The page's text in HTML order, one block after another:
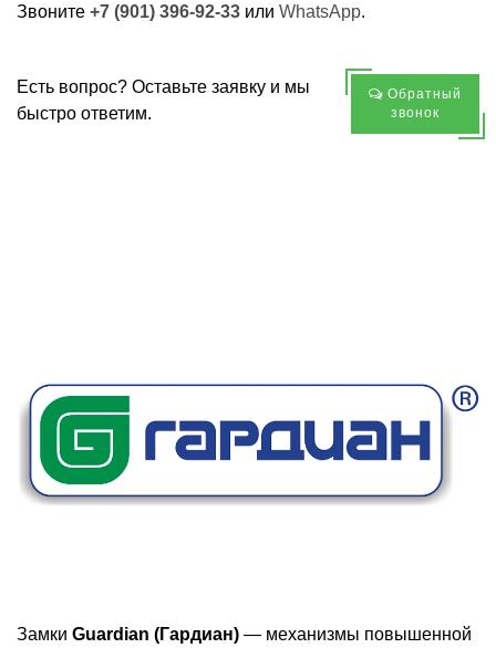
Звоните +7 (901) 396-92-33 или WhatsApp.
Есть вопрос? Оставьте заявку и мы
быстро ответим.
Обратный
звонок
Замки Guardian (Гардиан) — механизмы повышенной